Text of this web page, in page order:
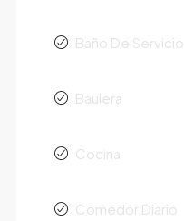
Baño De Servicio
Baulera
Cocina
Comedor Diario